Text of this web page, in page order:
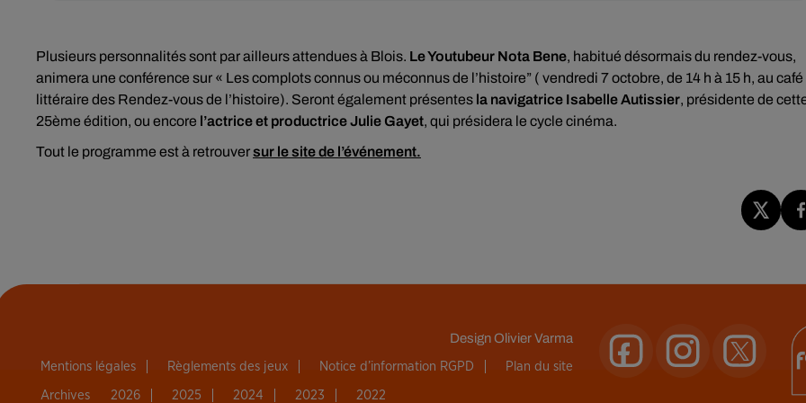
Plusieurs personnalités sont par ailleurs attendues à Blois. Le Youtubeur Nota Bene, habitué désormais du rendez-vous,
animera une conférence sur « Les complots connus ou méconnus de l’histoire” ( vendredi 7 octobre, de 14 h à 15 h, au café
littéraire des Rendez-vous de l’histoire). Seront également présentes la navigatrice Isabelle Autissier, présidente de
25ème édition, ou encore l’actrice et productrice Julie Gayet, qui présidera le cycle cinéma.
Tout le programme est à retrouversur le site de l’événement.
DesignOlivier Varma
Mentions légales Règlements des jeux Notice d’information RGPD Plan du site
Archives 2026 2025 2024 2023 2022